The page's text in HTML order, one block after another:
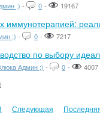
;) - 0 - 19167
иммунотерапией:
;) - 0 - 7217
по выбору
Админ ;) - 0 - 4007
Следующая